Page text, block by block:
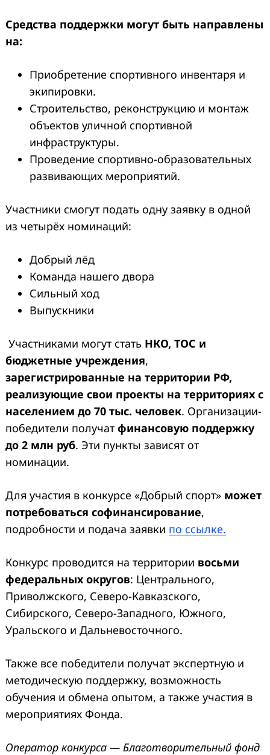
Средства поддержки могут быть направлены
на:
Приобретение спортивного инвентаря и
экипировки.
Строительство, реконструкцию и монтаж
объектов уличной спортивной
инфраструктуры.
Проведение спортивно-образовательных
развивающих мероприятий.
Участники смогут подать одну заявку в одной
из четырёх номинаций:
Добрый лёд
Команда нашего двора
Сильный ход
Выпускники
Участниками могут стать НКО, ТОС и
бюджетные учреждения,
зарегистрированные на территории РФ,
реализующие свои проекты на территориях с
населением до 70 тыс. человек. Организации-
победители получат финансовую поддержку
до 2 млн руб. Эти пункты зависят от
номинации.
Для участия в конкурсе «Добрый спорт» может
потребоваться софинансирование,
подробности и подача заявки по ссылке.
Конкурс проводится на территории восьми
федеральных округов: Центрального,
Приволжского, Северо-Кавказского,
Сибирского, Северо-Западного, Южного,
Уральского и Дальневосточного.
Также все победители получат экспертную и
методическую поддержку, возможность
обучения и обмена опытом, а также участия в
мероприятиях Фонда.
Оператор конкурса — Благотворительный фонд